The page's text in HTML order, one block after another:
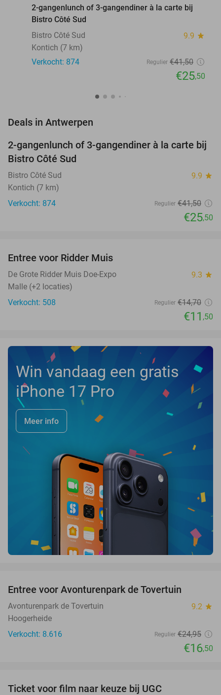
2-gangenlunch of 3-gangendiner à la carte bij
Bistro Côté Sud
Bistro Côté Sud
9.9 star
Kontich (7 km)
Verkocht: 874
Regulier €41,50
€25,50
Deals in Antwerpen
39%
2-gangenlunch of 3-gangendiner à la carte bij
Bistro Côté Sud
Bistro Côté Sud 9.9 star
Kontich (7 km)
Verkocht: 874
Regulier €41,50
€25,50
Entree voor Ridder Muis
De Grote Ridder Muis Doe-Expo 9.3 star
Malle (+2 locaties)
Verkocht: 508
Regulier €14,70
€11 ,50
Win vandaag een gratis
iPhone 17 Pro
Meer info
Entree voor Avonturenpark de Tovertuin
Avonturenpark de Tovertuin 9.2 star
Hoogerheide
Verkocht: 8.616
Regulier €24,95
€16,50
Ticket voor film naar keuze bij UGC